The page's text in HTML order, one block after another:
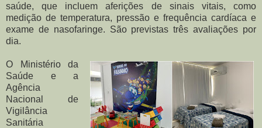
saúde, que incluem aferições de sinais vitais, como
medição de temperatura, pressão e frequência cardíaca e
exame de nasofaringe. São previstas três avaliações por
dia.
O Ministério da
Saúde e a
Agência
Nacional de
Vigilância
Sanitária